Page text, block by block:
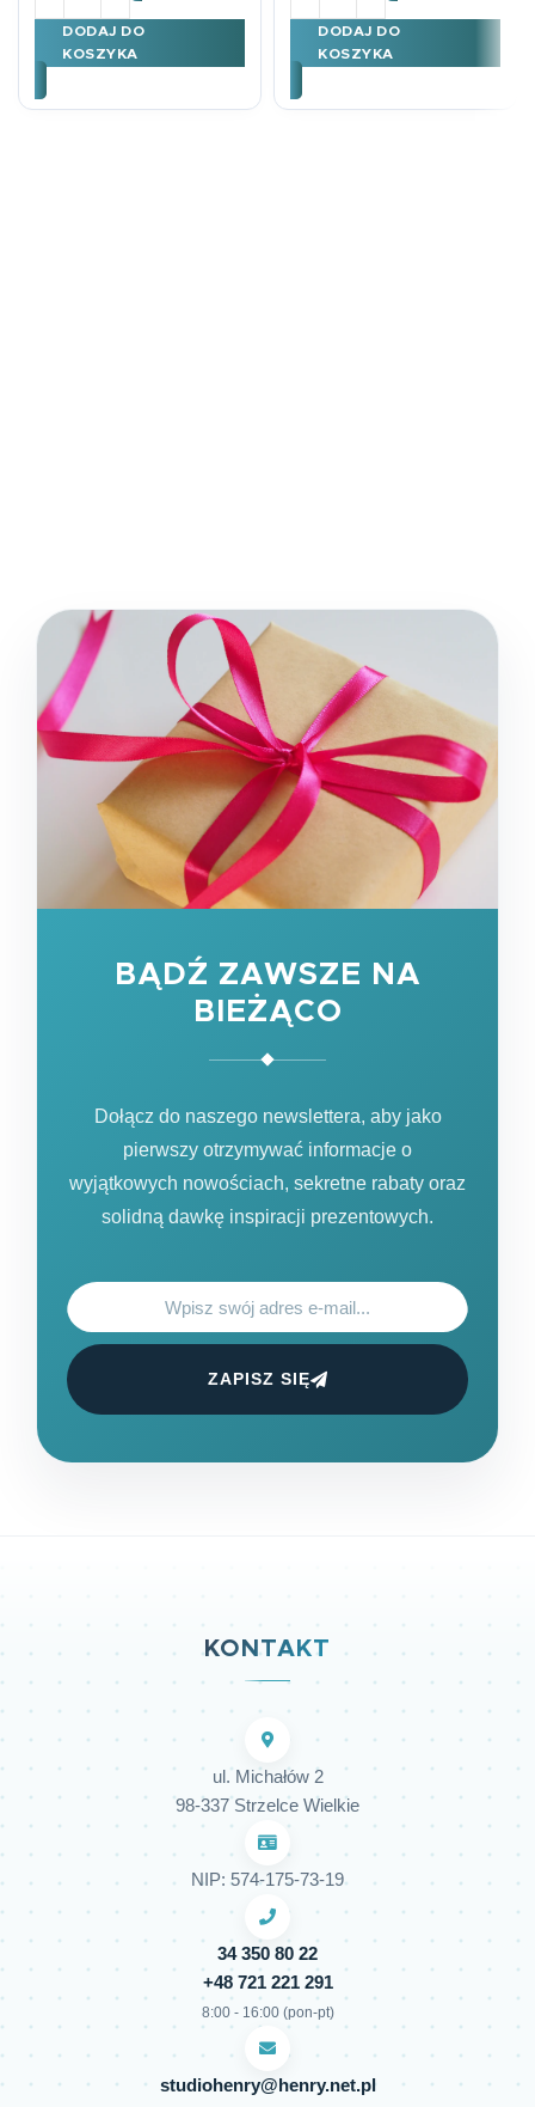
DODAJ DO
KOSZYKA
DODAJ DO
KOSZYKA
BĄDŹ ZAWSZE NA
BIEŻĄCO
Dołącz do naszego newslettera, aby jako
pierwszy otrzymywać informacje o
wyjątkowych nowościach, sekretne rabaty oraz
solidną dawkę inspiracji prezentowych.
ZAPISZ SIĘ
KONTAKT
ul. Michałów 2
98-337 Strzelce Wielkie
NIP: 574-175-73-19
34 350 80 22
+48 721 221 291
8:00 - 16:00 (pon-pt)
studiohenry@henry.net.pl